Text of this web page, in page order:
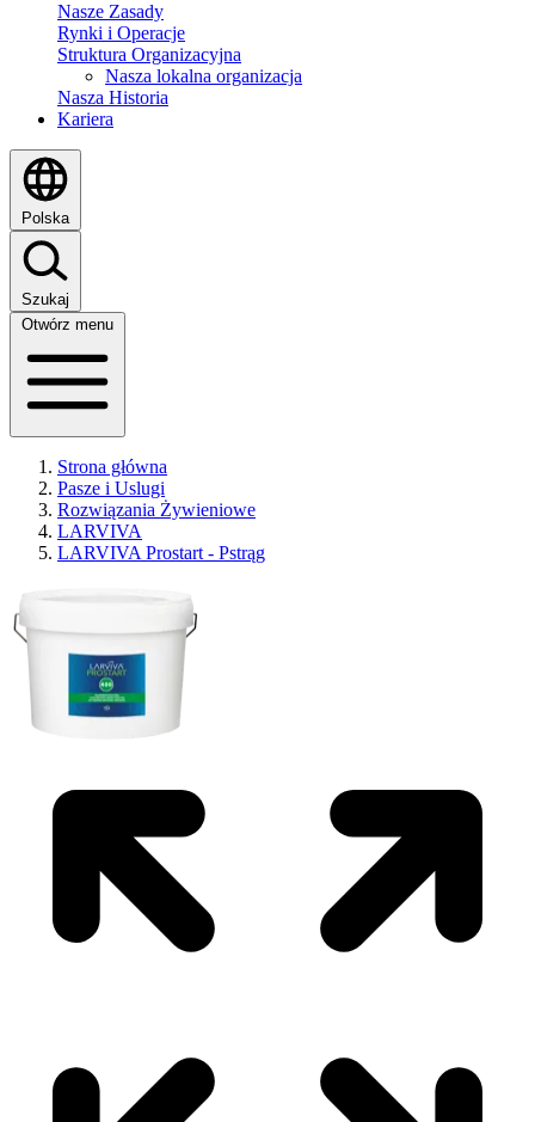
Nasze Zasady
Rynki i Operacje
Struktura Organizacyjna
Nasza lokalna organizacja
Nasza Historia
Kariera
Polska
Szukaj
Otwórz menu
Strona główna
Pasze i Uslugi
Rozwiązania Żywieniowe
LARVIVA
LARVIVA Prostart - Pstrąg